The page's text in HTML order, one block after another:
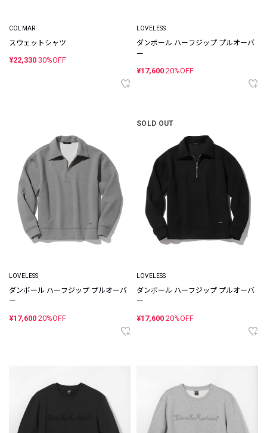
COLMAR
スウェットシャツ
¥22,330 30%OFF
LOVELESS
ダンボール ハーフジップ プルオーバ
ー
¥17,600 20%OFF
LOVELESS
ダンボール ハーフジップ プルオーバ
ー
¥17,600 20%OFF
SOLD OUT
LOVELESS
ダンボール ハーフジップ プルオーバ
ー
¥17,600 20%OFF